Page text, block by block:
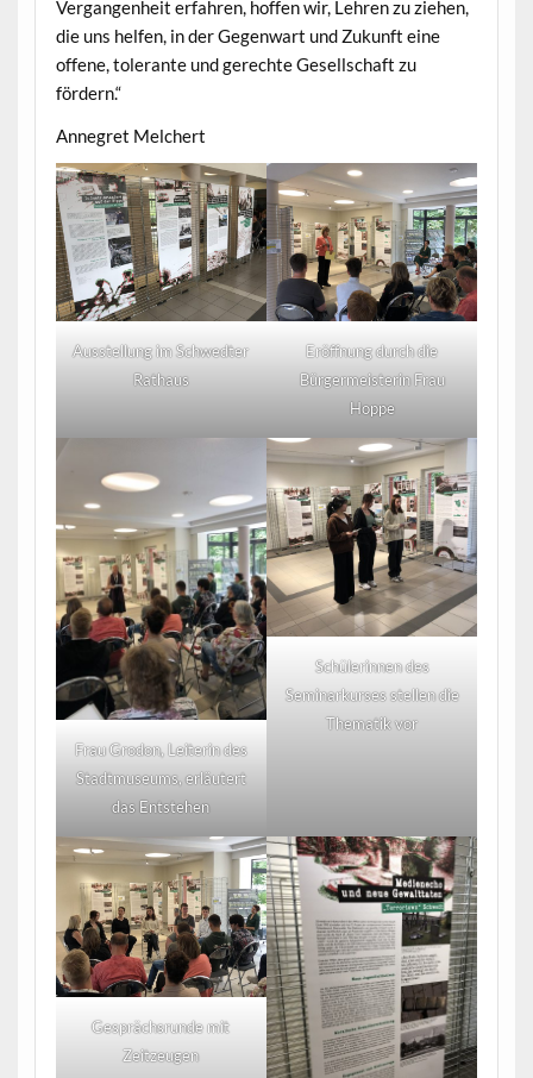
Vergangenheit erfahren, hoffen wir, Lehren zu ziehen,
die uns helfen, in der Gegenwart und Zukunft eine
offene, tolerante und gerechte Gesellschaft zu
fördern.“
Annegret Melchert
Ausstellung im Schwedter
Rathaus
Eröffnung durch die
Bürgermeisterin Frau
Hoppe
Frau Grodon, Leiterin des
Stadtmuseums, erläutert
das Entstehen
Schülerinnen des
Seminarkurses stellen die
Thematik vor
Gesprächsrunde mit
Zeitzeugen